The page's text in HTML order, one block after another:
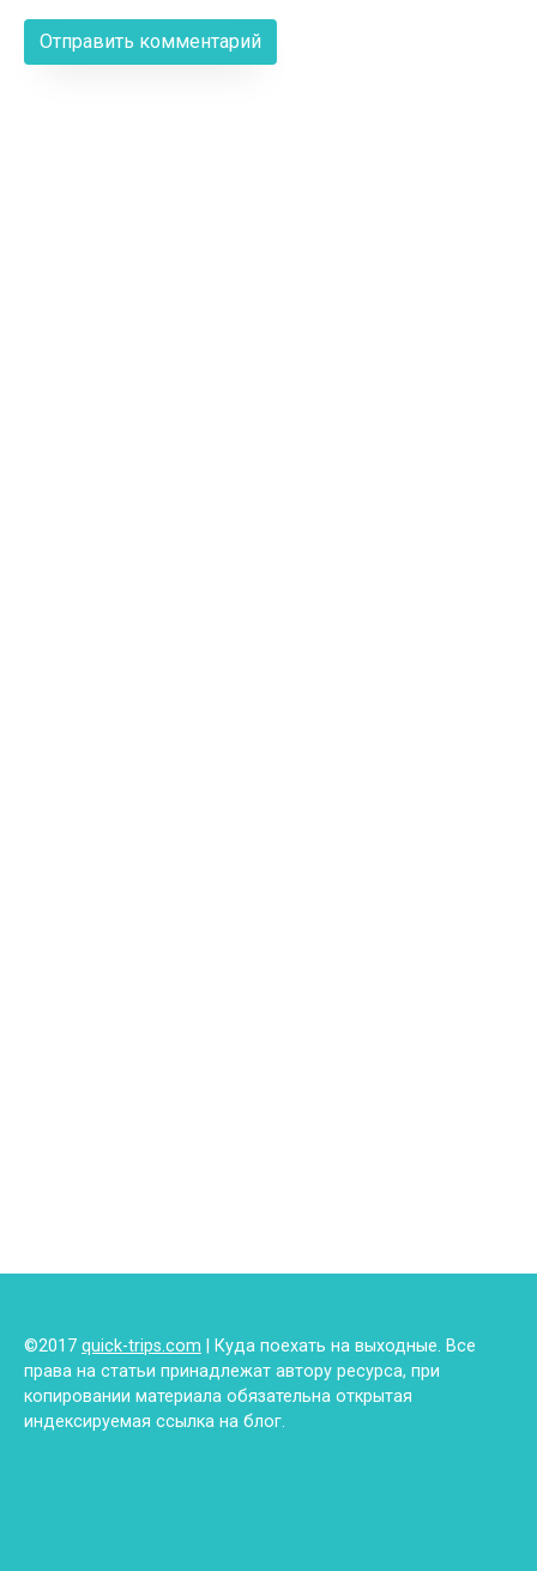
©2017 quick-trips.com | Куда поехать на выходные. Все
права на статьи принадлежат автору ресурса, при
копировании материала обязательна открытая
индексируемая ссылка на блог.